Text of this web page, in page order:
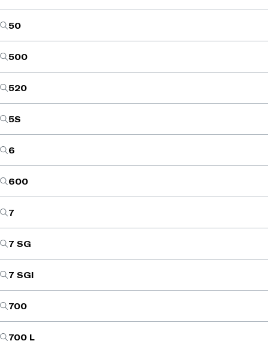
50
500
520
5S
6
600
7
7 SG
7 SGI
700
700 L